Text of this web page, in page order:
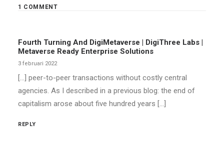
1 COMMENT
Fourth Turning And DigiMetaverse | DigiThree Labs |
Metaverse Ready Enterprise Solutions
3 februari 2022
[…] peer-to-peer transactions without costly central
agencies. As I described in a previous blog: the end of
capitalism arose about five hundred years […]
REPLY